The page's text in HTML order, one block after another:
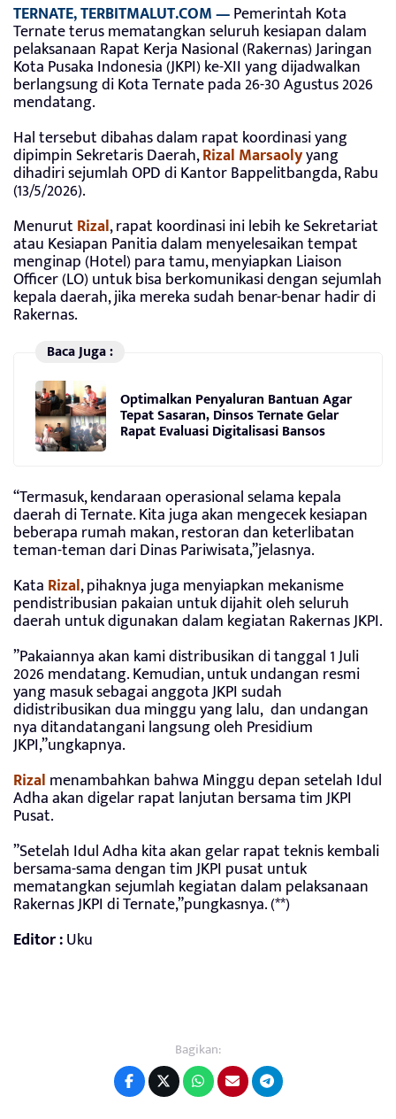
TERNATE,TERBITMALUT.COM—Pemerintah Kota
Ternate terus mematangkan seluruh kesiapan dalam
pelaksanaan Rapat Kerja Nasional (Rakernas) Jaringan
Kota Pusaka Indonesia (JKPI) ke-XII yang dijadwalkan
berlangsung di Kota Ternate pada 26-30 Agustus 2026
mendatang.
Hal tersebut dibahas dalam rapat koordinasi yang
dipimpin Sekretaris Daerah,Rizal Marsaolyyang
dihadiri sejumlah OPD di Kantor Bappelitbangda, Rabu
(13/5/2026).
Menurut Rizal, rapat koordinasi ini lebih ke Sekretariat
atau Kesiapan Panitia dalam menyelesaikan tempat
menginap (Hotel) para tamu, menyiapkan Liaison
Officer (LO) untuk bisa berkomunikasi dengan sejumlah
kepala daerah, jika mereka sudah benar-benar hadir di
Rakernas.
Baca Juga :
Optimalkan Penyaluran Bantuan Agar
Tepat Sasaran, Dinsos Ternate Gelar
Rapat Evaluasi Digitalisasi Bansos
“Termasuk, kendaraan operasional selama kepala
daerah di Ternate. Kita juga akan mengecek kesiapan
beberapa rumah makan, restoran dan keterlibatan
teman-teman dari Dinas Pariwisata,”jelasnya.
Kata Rizal, pihaknya juga menyiapkan mekanisme
pendistribusian pakaian untuk dijahit oleh seluruh
daerah untuk digunakan dalam kegiatan Rakernas JKPI.
”Pakaiannya akan kami distribusikan di tanggal 1 Juli
2026 mendatang. Kemudian, untuk undangan resmi
yang masuk sebagai anggota JKPI sudah
didistribusikan dua minggu yang lalu, dan undangan
nya ditandatangani langsung oleh Presidium
JKPI,”ungkapnya.
Rizal menambahkan bahwa Minggu depan setelah Idul
Adha akan digelar rapat lanjutan bersama tim JKPI
Pusat.
”Setelah Idul Adha kita akan gelar rapat teknis kembali
bersama-sama dengan tim JKPI pusat untuk
mematangkan sejumlah kegiatan dalam pelaksanaan
Rakernas JKPI di Ternate,”pungkasnya. (**)
Editor :Uku
Bagikan: